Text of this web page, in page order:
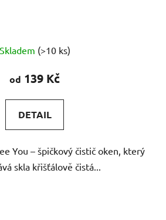
hodnocení
produktu
5,0
z
hvězdiček.
Skladem (>10 ks)
od 139 Kč
DETAIL
You – špičkový čistič oken, který
skla křišťálově čistá...